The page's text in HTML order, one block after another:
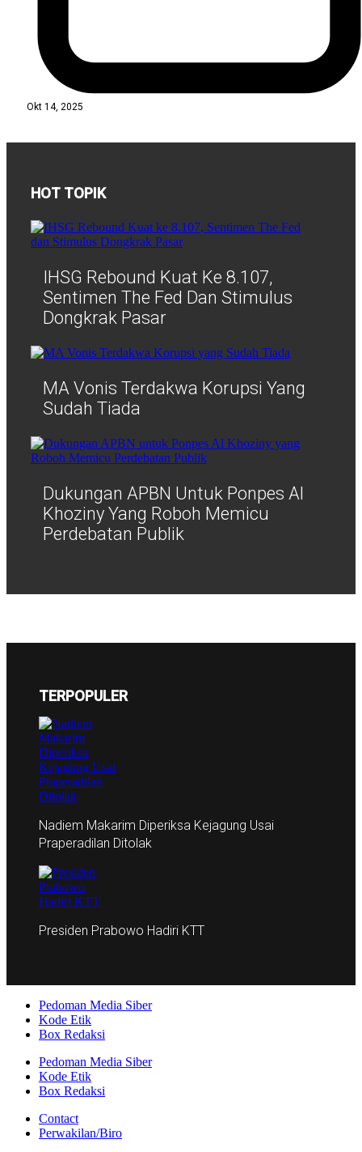
Okt 14, 2025
HOT TOPIK
IHSG Rebound Kuat Ke 8.107,
Sentimen The Fed Dan Stimulus
Dongkrak Pasar
MA Vonis Terdakwa Korupsi Yang
Sudah Tiada
Dukungan APBN Untuk Ponpes Al
Khoziny Yang Roboh Memicu
Perdebatan Publik
TERPOPULER
Nadiem Makarim Diperiksa Kejagung Usai
Praperadilan Ditolak
Presiden Prabowo Hadiri KTT
Pedoman Media Siber
Kode Etik
Box Redaksi
Pedoman Media Siber
Kode Etik
Box Redaksi
Contact
Perwakilan/Biro